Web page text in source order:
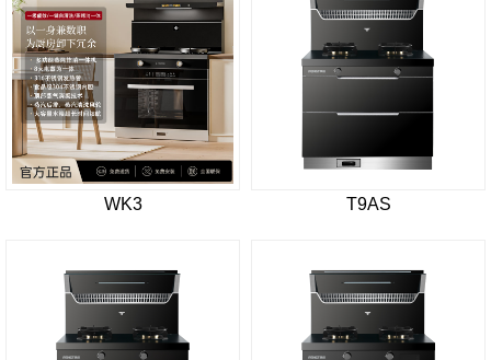
WK3 T9AS